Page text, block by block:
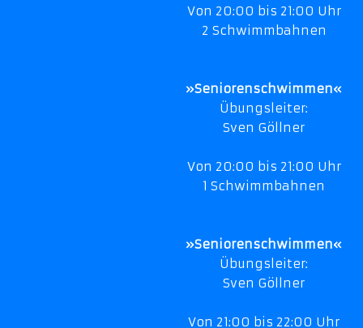
Von 20:00 bis 21:00 Uhr
2 Schwimmbahnen
»Seniorenschwimmen«
Übungsleiter:
Sven Göllner
Von 20:00 bis 21:00 Uhr
1 Schwimmbahnen
»Seniorenschwimmen«
Übungsleiter:
Sven Göllner
Von 21:00 bis 22:00 Uhr